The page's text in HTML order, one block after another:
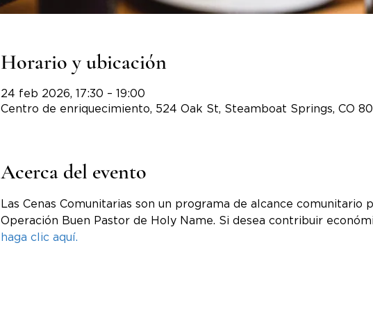
Horario y ubicación
24 feb 2026, 17:30 – 19:00
Centro de enriquecimiento, 524 Oak St, Steamboat Springs, CO
Acerca del evento
Las Cenas Comunitarias son un programa de alcance comunitario
Operación Buen Pastor de Holy Name. Si desea contribuir
haga clic aquí.